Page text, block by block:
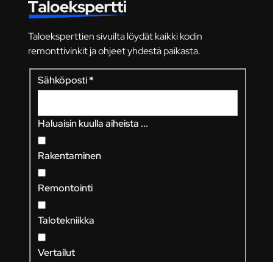
Taloeksperttien sivuilta löydät kaikki kodin
remonttivinkit ja ohjeet yhdestä paikasta.
Sähköposti*
Haluaisin kuulla aiheista ...
Rakentaminen
Remontointi
Talotekniikka
Vertailut